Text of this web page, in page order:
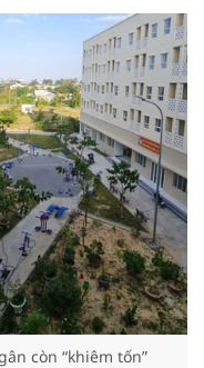
còn “khiêm tốn”